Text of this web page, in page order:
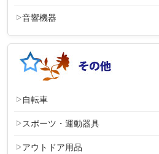
音響機器
自転車
スポーツ・運動器具
アウトドア用品